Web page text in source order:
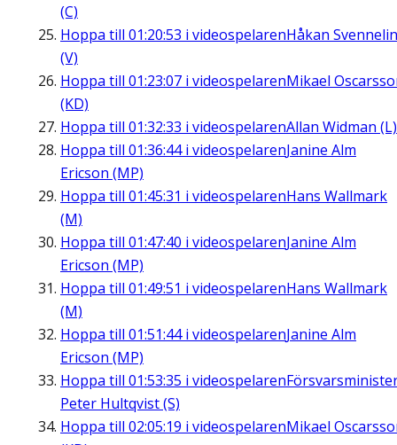
(C)
Hoppa till 01:20:53 i videospelarenHåkan
(V)
Hoppa till 01:23:07 i videospelarenMikael
(KD)
Hoppa till 01:32:33 i videospelarenAllan Widman (L)
Hoppa till 01:36:44i videospelarenJanine Alm
Ericson (MP)
Hoppa till 01:45:31 i videospelarenHans Wallmark
(M)
Hoppa till 01:47:40 i videospelarenJanine Alm
Ericson (MP)
Hoppa till 01:49:51 i videospelarenHans Wallmark
(M)
Hoppa till 01:51:44i videospelarenJanine Alm
Ericson (MP)
Hoppa till 01:53:35 i videospelaren
Peter Hultqvist (S)
Hoppa till 02:05:19 i videospelarenMikael